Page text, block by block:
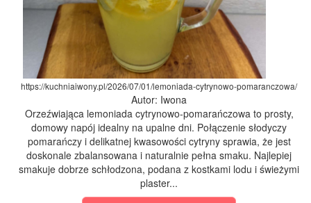
https://kuchniaiwony.pl/2026/07/01/lemoniada-cytrynowo-pomaranczowa/
Autor: Iwona
Orzeźwiająca lemoniada cytrynowo-pomarańczowa to prosty,
domowy napój idealny na upalne dni. Połączenie słodyczy
pomarańczy i delikatnej kwasowości cytryny sprawia, że jest
doskonale zbalansowana i naturalnie pełna smaku. Najlepiej
smakuje dobrze schłodzona, podana z kostkami lodu i świeżymi
plaster...